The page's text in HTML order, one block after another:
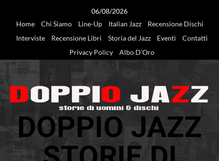
06/08/2026
Home
Chi Siamo Line-Up Italian Jazz
Recensione Dischi
Interviste
Recensione Libri Storia del Jazz Eventi
Contatti
Privacy Policy
Albo D’Oro
DOPPIO JAZZ